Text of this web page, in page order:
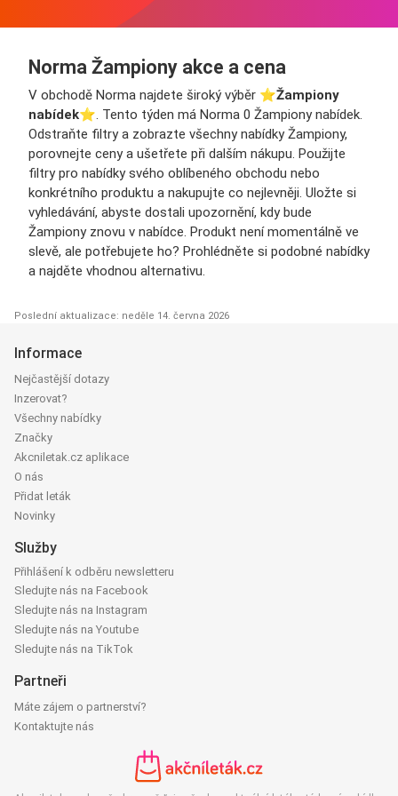
Norma Žampiony akce a cena
V obchodě Norma najdete široký výběr ⭐️Žampiony
nabídek⭐️. Tento týden má Norma 0 Žampiony nabídek.
Odstraňte filtry a zobrazte všechny nabídky Žampiony,
porovnejte ceny a ušetřete při dalším nákupu. Použijte
filtry pro nabídky svého oblíbeného obchodu nebo
konkrétního produktu a nakupujte co nejlevněji. Uložte si
vyhledávání, abyste dostali upozornění, kdy bude
Žampiony znovu v nabídce. Produkt není momentálně ve
slevě, ale potřebujete ho? Prohlédněte si podobné nabídky
a najděte vhodnou alternativu.
Poslední aktualizace: neděle 14. června 2026
Informace
Nejčastější dotazy
Inzerovat?
Všechny nabídky
Značky
Akcniletak.cz aplikace
O nás
Přidat leták
Novinky
Služby
Přihlášení k odběru newsletteru
Sledujte nás na Facebook
Sledujte nás na Instagram
Sledujte nás na Youtube
Sledujte nás na TikTok
Partneři
Máte zájem o partnerství?
Kontaktujte nás